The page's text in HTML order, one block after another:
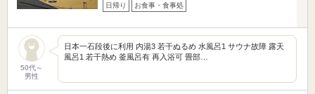
日帰り お食事・食事処
50代～
男性
日本一石段後に利用 内湯3 若干ぬるめ 水風呂1 サウナ故障 露天
風呂1 若干熱め 釜風呂有 再入浴可 畳部…